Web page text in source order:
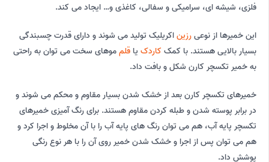
فلزی، شیشه ای، سرامیکی و سفالی، کاغذی و… ایجاد می کند.
این خمیرها از نوعیرزیناکریلیک تولید می شوند و دارای قدرت چسبندگی
بسیار بالایی هستند. با کمک کاردک یا قلمموهای سخت می توان به راحتی
به خمیر تکسچر کارن شکل و بافت داد.
خمیرهای تکسچر کارن بعد از خشک شدن بسیار مقاوم و محکم می شوند و
در برابر پوسته شدن و طبله کردن مقاوم هستند. برای رنگ آمیزی خمیرهای
تکسچر پایه آب، هم می توان رنگ های پایه آب را با آن مخلوط و اجرا کرد و
هم می توان پس از اجرا و خشک شدن خمیر روی آن را با هر نوع رنگی
پوشش داد.